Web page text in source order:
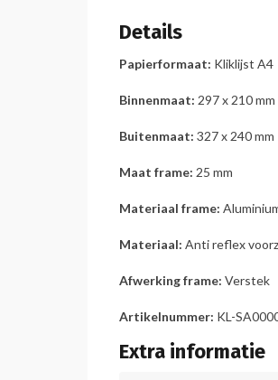
Details
Papierformaat: Kliklijst A4
Binnenmaat: 297 x 210 mm
Buitenmaat: 327 x 240 mm
Maat frame: 25 mm
Materiaal frame:
Materiaal: Anti reflex
Afwerking frame: Verstek
Artikelnummer: KL-
Extra informatie